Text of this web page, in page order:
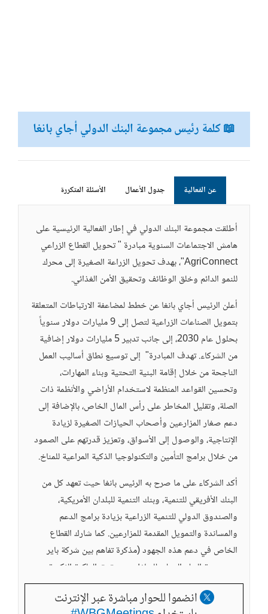
📖 كلمة رئيس مجموعة البنك الدولي أجاي بانغا
عن الفعالية جدول الأعمال الأسئلة المتكررة
أطلقت مجموعة البنك الدولي في إطار الفعالية الرئيسية على
هامش الاجتماعات السنوية مبادرة " تحويل القطاع الزراعي
AgriConnect"، بهدف تحويل الزراعة الصغيرة إلى محرك
للنمو الدائم وخلق الوظائف وتحقيق الأمن الغذائي.
أعلن الرئيس أجاي بانغا عن خطط لمضاعفة الارتباطات المتعلقة
بتمويل الصناعات الزراعية لتصل إلى 9 مليارات دولار سنوياً
بحلول عام 2030، إلى جانب تدبير 5 مليارات دولار إضافية
من الشركاء. تهدف المبادرة" إلى توسيع نطاق أساليب العمل
الناجحة من خلال إقامة البنية التحتية وبناء المهارات،
وتحسين القواعد المنظمة لاستخدام الأراضي والأنظمة ذات
الصلة، وتقليل المخاطر على رأس المال الخاص، بالإضافة إلى
دعم صغار المزارعين وأصحاب الحيازات الصغيرة لزيادة
الإنتاجية، والوصول إلى الأسواق، وتعزيز قدرتهم على الصمود
من خلال برامج التأمين والتكنولوجيا الذكية المراعية للمناخ.
أكد الشركاء على ما صرح به الرئيس بانغا حيث تعهد كل من
البنك الأفريقي للتنمية، وبنك التنمية للبلدان الأمريكية،
والصندوق الدولي للتنمية الزراعية بزيادة برامج الدعم
والمساندة والتمويل المقدمة للمزارعين. كما شارك القطاع
الخاص في دعم هذه الجهود (مذكرة تفاهم بين شركة باير
ومجموعة البنك الدولي للتنازل عن حقوق الملكية الفكرية
لتجارب أساليب زراعة القمح المثبتة للنيتروجين في التربة في
أفريقيا)، مع التوسع في استخدام الحلول الرقمية المتقدمة
انضموا للحوار مباشرة عبر الإنترنت